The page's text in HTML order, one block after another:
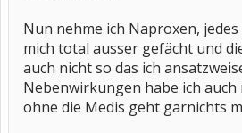
Nun nehme ich Naproxen,
mich total ausser gefächt und
auch nicht so das ich
Nebenwirkungen habe ich
ohne die Medis geht garnichts